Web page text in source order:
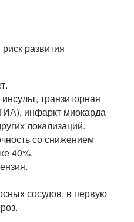
развития
транзиторная
инфаркт миокарда
локализаций.
со снижением
40%.
сосудов, в первую